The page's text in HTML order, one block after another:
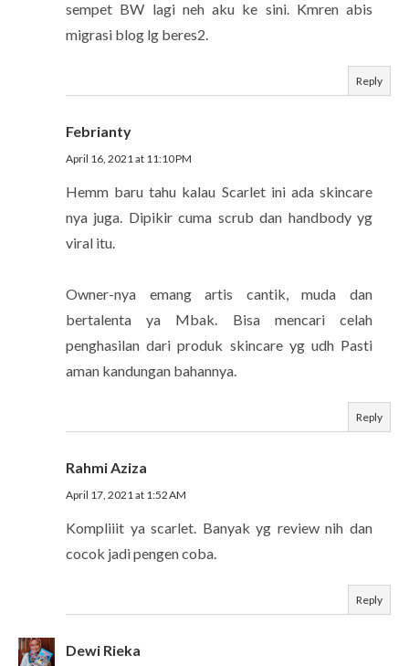
sempet BW lagi neh aku ke sini. Kmren abis
migrasi blog lg beres2.
Reply
Febrianty
April 16, 2021 at 11:10 PM
Hemm baru tahu kalau Scarlet ini ada skincare
nya juga. Dipikir cuma scrub dan handbody yg
viral itu.
Owner-nya emang artis cantik, muda dan
bertalenta ya Mbak. Bisa mencari celah
penghasilan dari produk skincare yg udh Pasti
aman kandungan bahannya.
Reply
Rahmi Aziza
April 17, 2021 at 1:52 AM
Kompliiit ya scarlet. Banyak yg review nih dan
cocok jadi pengen coba.
Reply
Dewi Rieka